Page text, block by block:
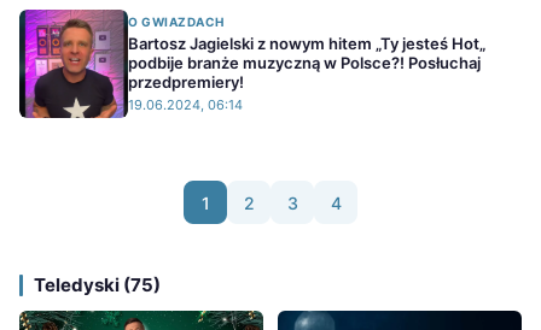
O GWIAZDACH
Bartosz Jagielski z nowym hitem „Ty jesteś Hot„
podbije branże muzyczną w Polsce?! Posłuchaj
przedpremiery!
19.06.2024, 06:14
1 2 3 4
Teledyski (75)